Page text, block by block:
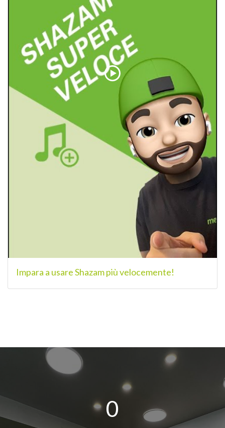
Impara a usare Shazam più velocemente!
0